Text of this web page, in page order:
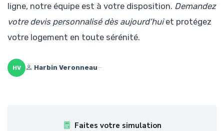
ligne, notre équipe est à votre disposition. Demandez
votre devis personnalisé dès aujourd'huiet protégez
votre logement en toute sérénité.
HV Harbin Veronneau—
Faites votre simulation